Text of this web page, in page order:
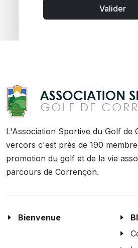
Valider
L'Association Sportive du Golf de
vercors c'est près de 190
promotion du golf et de la vie
parcours de Corrençon.
Bienvenue